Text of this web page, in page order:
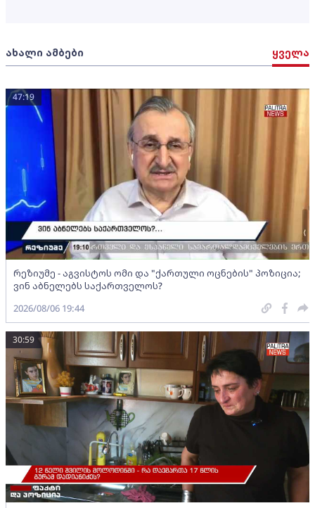
ახალი ამბები ყველა
რეზიუმე - აგვისტოს ომი და "ქართული ოცნების" პოზიცია;
ვინ აბნელებს საქართველოს?
47:19
2026/08/06 19:44
30:59